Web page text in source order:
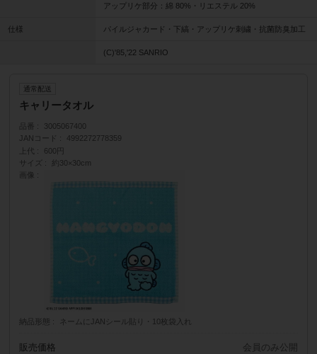
アップリケ部分：綿 80%・リエステル 20%
仕様 パイルジャカード・下縞・アップリケ刺繍・抗菌防臭加工
(C)'85,'22 SANRIO
通常配送
キャリータオル
品番
3005067400
JANコード
4992272778359
上代
600円
サイズ
約30×30cm
画像
納品形態 ネームにJANシール貼り・10枚袋入れ
販売価格 会員のみ公開